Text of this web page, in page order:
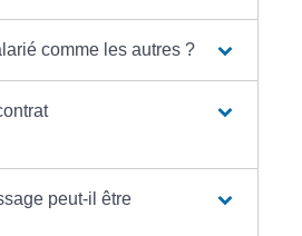
comme les autres ?
peut-il être